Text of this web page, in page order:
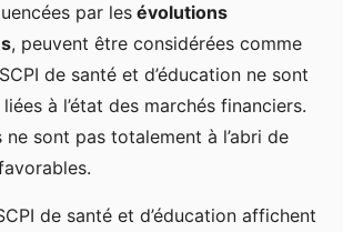
par les évolutions
, peuvent être considérées comme
de santé et d’éducation ne sont
à l’état des marchés financiers.
ne sont pas totalement à l’abri de
de santé et d’éducation affichent